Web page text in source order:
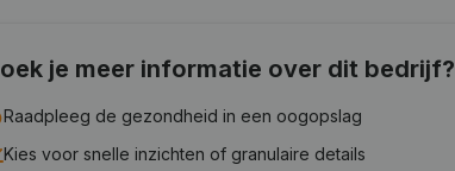
je meer informatie over dit bedrijf?
Raadpleeg de gezondheid in een oogopslag
Kies voor snelle inzichten of granulaire details